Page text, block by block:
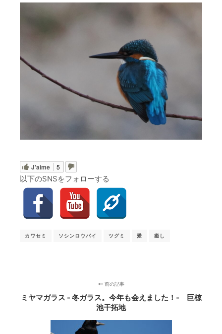
J'aime 5
以下のSNSをフォローする
カワセミ ソシンロウバイ ツグミ 愛 癒し
前の記事
ミヤマガラス - 冬ガラス。今年も会えました！‐ 巨椋
池干拓地